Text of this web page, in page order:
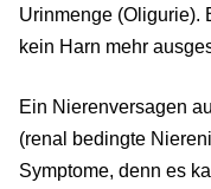
Urinmenge (Oligurie).
kein Harn mehr
Ein Nierenversagen
(renal bedingte
Symptome, denn es